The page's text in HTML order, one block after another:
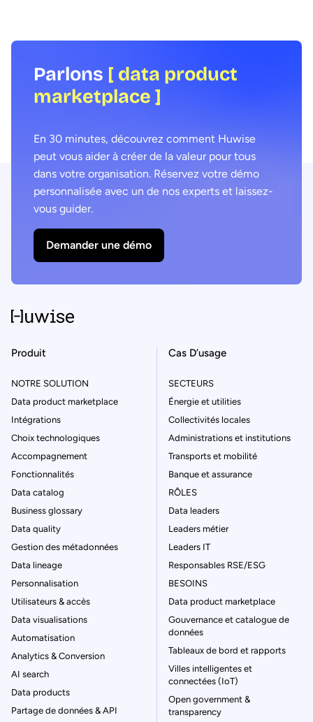
Parlons [ data product
marketplace ]
En 30 minutes, découvrez comment Huwise
peut vous aider à créer de la valeur pour tous
dans votre organisation. Réservez votre démo
personnalisée avec un de nos experts et laissez-
vous guider.
Demander une démo
Produit
NOTRE SOLUTION
Data product marketplace
Intégrations
Choix technologiques
Accompagnement
Fonctionnalités
Data catalog
Business glossary
Data quality
Gestion des métadonnées
Data lineage
Personnalisation
Utilisateurs & accès
Data visualisations
Automatisation
Analytics & Conversion
AI search
Data products
Partage de données & API
Cas D’usage
SECTEURS
Énergie et utilities
Collectivités locales
Administrations et institutions
Transports et mobilité
Banque et assurance
RÔLES
Data leaders
Leaders métier
Leaders IT
Responsables RSE/ESG
BESOINS
Data product marketplace
Gouvernance et catalogue de
données
Tableaux de bord et rapports
Villes intelligentes et
connectées (IoT)
Open government &
transparency